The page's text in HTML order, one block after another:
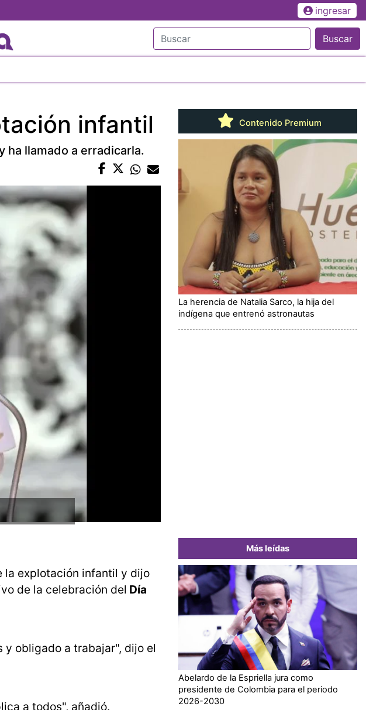
ingresar
Buscar
infantil
ha llamado a erradicarla.
la explotación infantil y dijo
de la celebración del Día
y obligado a trabajar", dijo el
a todos", añadió.
Contenido Premium
La herencia de Natalia Sarco, la hija del
indígena que entrenó astronautas
Más leídas
Abelardo de la Espriella jura como
presidente de Colombia para el periodo
2026-2030